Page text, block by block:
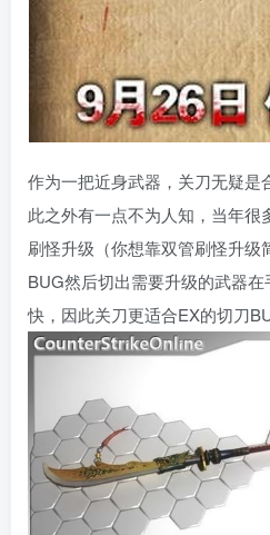
作为一把近身武器，关刀无疑是
此之外有一点不为人知，当年
刷怪升级（你想靠双管刷怪升级
BUG然后切出需要升级的武器
快，因此关刀更适合EX的切刀